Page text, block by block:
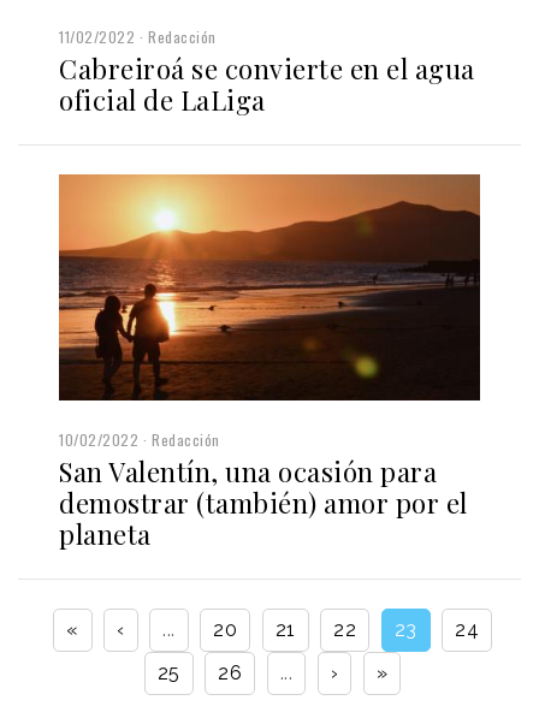
11/02/2022 Redacción
Cabreiroá se convierte en el agua
oficial de LaLiga
10/02/2022 Redacción
San Valentín, una ocasión para
demostrar (también) amor por el
planeta
« ‹ ... 20 21 22 23
24
25
26 ... › »